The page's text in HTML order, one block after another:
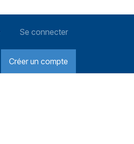
Se connecter
Créer un compte